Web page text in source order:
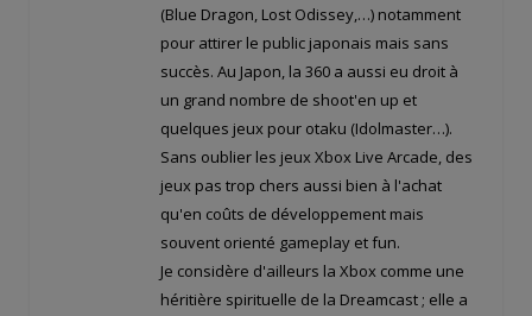
(Blue Dragon, Lost Odissey,…) notamment
pour attirer le public japonais mais sans
succès. Au Japon, la 360 a aussi eu droit à
un grand nombre de shoot'en up et
quelques jeux pour otaku (Idolmaster…).
Sans oublier les jeux Xbox Live Arcade, des
jeux pas trop chers aussi bien à l'achat
qu'en coûts de développement mais
souvent orienté gameplay et fun.
Je considère d'ailleurs la Xbox comme une
héritière spirituelle de la Dreamcast ; elle a